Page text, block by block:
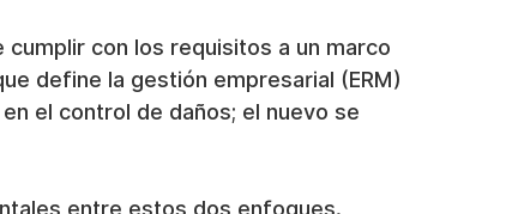
con los requisitos a un marco
define la gestión empresarial (ERM)
el control de daños; el nuevo se
entre estos dos enfoques.